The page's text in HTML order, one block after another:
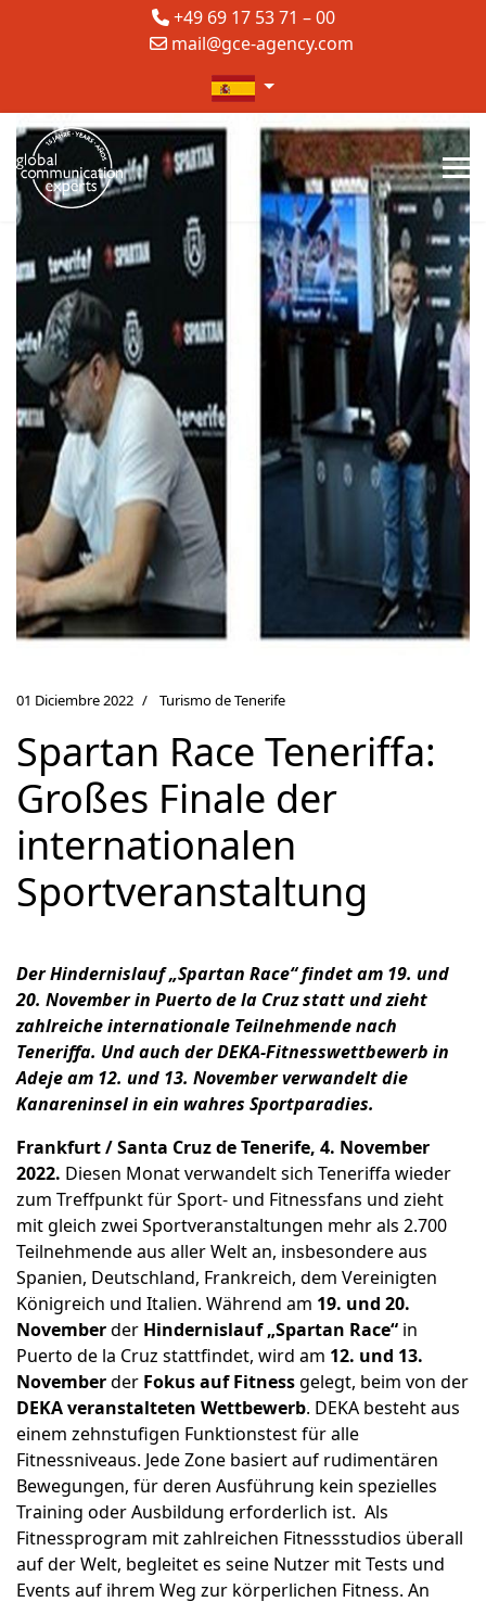
+49 69 17 53 71 – 00
mail@gce-agency.com
Seleccione su idioma
01 Diciembre 2022 Turismo de Tenerife
Spartan Race Teneriffa:
Großes Finale der
internationalen
Sportveranstaltung
Der Hindernislauf „Spartan Race“ findet am 19. und
20. November in Puerto de la Cruz statt und zieht
zahlreiche internationale Teilnehmende nach
Teneriffa. Und auch der DEKA-Fitnesswettbewerb in
Adeje am 12. und 13. November verwandelt die
Kanareninsel in ein wahres Sportparadies.
Frankfurt / Santa Cruz de Tenerife, 4. November
2022. Diesen Monat verwandelt sich Teneriffa wieder
zum Treffpunkt für Sport- und Fitnessfans und zieht
mit gleich zwei Sportveranstaltungen mehr als 2.700
Teilnehmende aus aller Welt an, insbesondere aus
Spanien, Deutschland, Frankreich, dem Vereinigten
Königreich und Italien. Während am 19. und 20.
Novemberder Hindernislauf „Spartan Race“ in
Puerto de la Cruz stattfindet, wird am 12. und 13.
Novemberder Fokus auf Fitnessgelegt, beim von der
DEKA veranstalteten Wettbewerb. DEKA besteht aus
einem zehnstufigen Funktionstest für alle
Fitnessniveaus. Jede Zone basiert auf rudimentären
Bewegungen, für deren Ausführung kein spezielles
Training oder Ausbildung erforderlich ist. Als
Fitnessprogram mit zahlreichen Fitnessstudios überall
auf der Welt, begleitet es seine Nutzer mit Tests und
Events auf ihrem Weg zur körperlichen Fitness. An